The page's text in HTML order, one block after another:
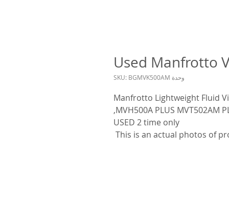
Used Manfrotto
وحدة SKU: BGMVK500AM
Manfrotto Lightweight Fluid
MVH500A PLUS MVT502AM
USED 2 time only